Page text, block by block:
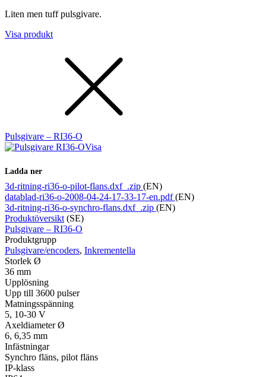
Liten men tuff pulsgivare.
Visa produkt
Pulsgivare – RI36-O
Visa
Ladda ner
3d-ritning-ri36-o-pilot-flans.dxf_.zip (EN)
datablad-ri36-o-2008-04-24-17-33-17-en.pdf(EN)
3d-ritning-ri36-o-synchro-flans.dxf_.zip (EN)
Produktöversikt (SE)
Pulsgivare – RI36-O
Produktgrupp
Pulsgivare/encoders, Inkrementella
Storlek Ø
36 mm
Upplösning
Upp till 3600 pulser
Matningsspänning
5, 10-30 V
Axeldiameter Ø
6, 6,35 mm
Infästningar
Synchro fläns, pilot fläns
IP-klass